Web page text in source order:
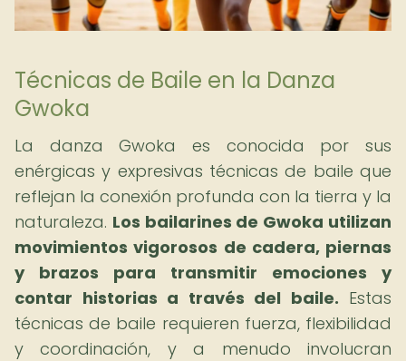
Técnicas de Baile en la Danza
Gwoka
La danza Gwoka es conocida por sus
enérgicas y expresivas técnicas de baile que
reflejan la conexión profunda con la tierra y la
naturaleza. Los bailarines de Gwoka utilizan
movimientos vigorosos de cadera, piernas
y brazos para transmitir emociones y
contar historias a través del baile. Estas
técnicas de baile requieren fuerza, flexibilidad
y coordinación, y a menudo involucran